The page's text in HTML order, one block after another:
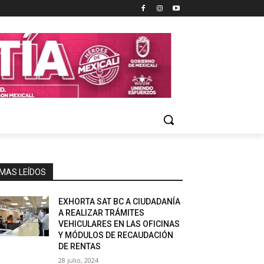
MAS LEÍDOS
EXHORTA SAT BC A CIUDADANÍA
A REALIZAR TRÁMITES
VEHICULARES EN LAS OFICINAS
Y MÓDULOS DE RECAUDACIÓN
DE RENTAS
28 julio, 2024